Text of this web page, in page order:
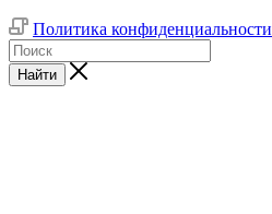
Политика конфиденциальности
Найти